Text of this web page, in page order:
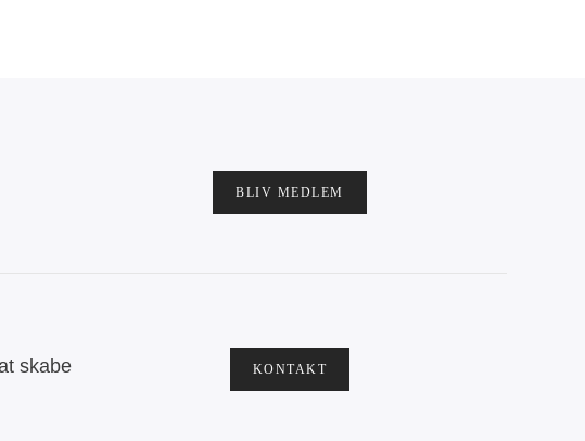
BLIV MEDLEM
skabe
KONTAKT